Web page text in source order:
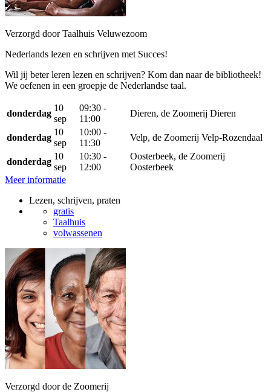
Verzorgd door Taalhuis Veluwezoom
Nederlands lezen en schrijven met Succes!
Wil jij beter leren lezen en schrijven? Kom dan naar de bibliotheek!
We oefenen in een groepje de Nederlandse taal.
donderdag
10
sep
09:30 -
11:00
Dieren, de Zoomerij Dieren
donderdag
10
sep
10:00 -
11:30
Velp, de Zoomerij Velp-Rozendaal
donderdag
10
sep
10:30 -
12:00
Oosterbeek, de Zoomerij
Oosterbeek
Meer informatie
Lezen, schrijven, praten
gratis
Taalhuis
volwassenen
Verzorgd door de Zoomerij